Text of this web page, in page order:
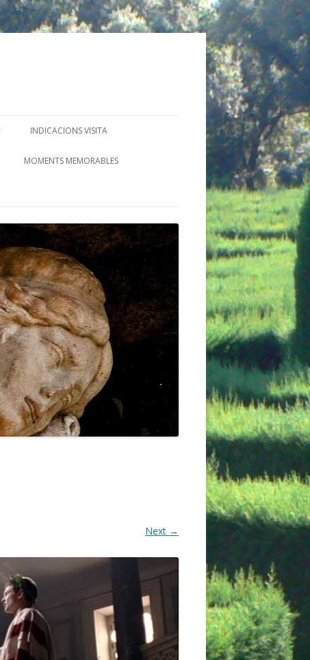
INDICACIONS VISITA
MOMENTS MEMORABLES
Next →